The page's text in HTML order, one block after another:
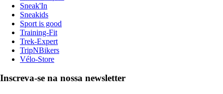
Sneak'In
Sneakids
Sport is good
Training-Fit
Trek-Expert
TripNBikers
Vélo-Store
Inscreva-se na nossa newsletter